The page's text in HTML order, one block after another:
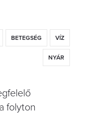
BETEGSÉG VÍZ
NYÁR
folyton